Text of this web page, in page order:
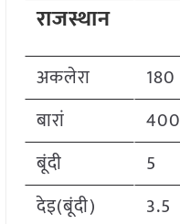
राजस्थान
अकलेरा 180
बारां
400
बूंदी
5
देइ(बूंदी)
3.5